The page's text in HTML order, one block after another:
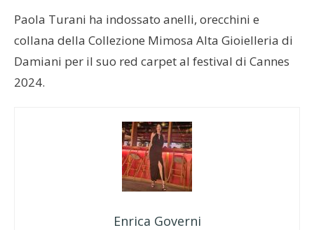
Paola Turani ha indossato anelli, orecchini e
collana della Collezione Mimosa Alta Gioielleria di
Damiani per il suo red carpet al festival di Cannes
2024.
Enrica Governi